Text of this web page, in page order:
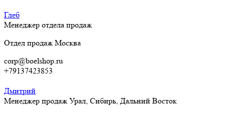
Глеб
Менеджер отдела продаж
Отдел продаж Москва
corp@boelshop.ru
+79137423853
Дмитрий
Менеджер продаж Урал, Сибирь, Дальний Восток